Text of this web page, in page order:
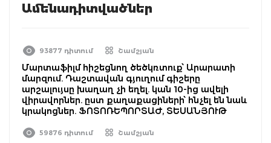
Ամենադիտվածներ
93877 դիտում Շամշյան
Մարտաֆիլմ հիշեցնող ծեծկռտուք՝ Արարատի
մարզում. Դաշտավան գյուղում գիշերը
արշալույսը խաղաղ չի եղել. կան 10-ից ավելի
վիրավորներ. ըստ քաղաքացիների՝ հնչել են նաև
կրակոցներ. ՖՈՏՈՌԵՊՈՐՏԱԺ, ՏԵՍԱՆՅՈՒԹ
59876 դիտում Շամշյան